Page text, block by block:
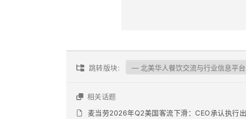
跳转版块:
相关话题
麦当劳2026年Q2美国客流下滑：CEO承认执行